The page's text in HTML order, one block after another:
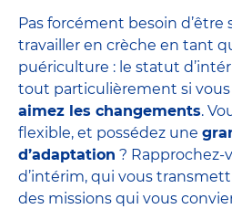
Pas forcément besoin d’être
travailler en crèche en tant
puériculture : le statut
tout particulièrement si
aimez les changements.
flexible, et possédez une
d’adaptation ? Rapprochez-
d’intérim, qui vous
des missions qui vous